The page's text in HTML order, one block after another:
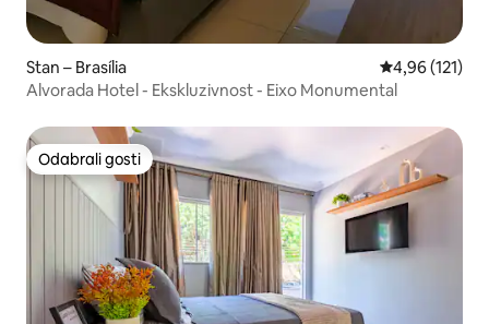
Stan – Brasília Prosječna
4,96 (121)
Alvorada Hotel - Ekskluzivnost - Eixo Monumental
Odabrali gosti
Odabrali gosti